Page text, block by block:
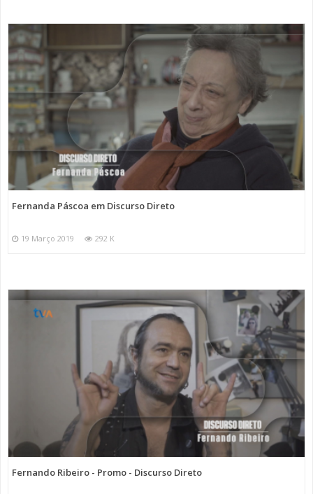
Fernanda Páscoa em Discurso Direto
19 Março 2019 292 K
Fernando Ribeiro - Promo - Discurso Direto